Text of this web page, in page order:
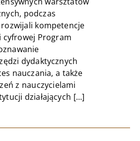
podczas
kompetencje
cyfrowej Program
dydaktycznych
nauczania, a także
z nauczycielami
działających […]